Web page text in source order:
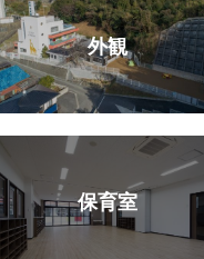
外観
保育室